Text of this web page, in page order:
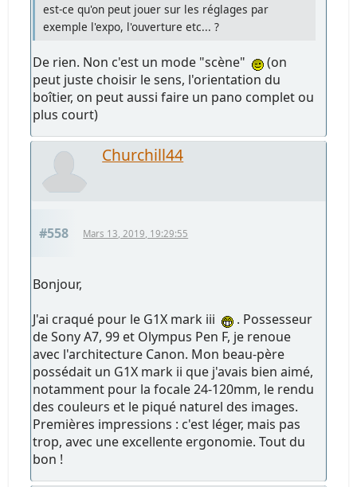
est-ce qu'on peut jouer sur les réglages par
exemple l'expo, l'ouverture etc... ?
De rien. Non c'est un mode "scène"
(on
peut juste choisir le sens, l'orientation du
boîtier, on peut aussi faire un pano complet ou
plus court)
Churchill44
#558 Mars 13, 2019, 19:29:55
Bonjour,
J'ai craqué pour le G1X mark iii
. Possesseur
de Sony A7, 99 et Olympus Pen F, je renoue
avec l'architecture Canon. Mon beau-père
possédait un G1X mark ii que j'avais bien aimé,
notamment pour la focale 24-120mm, le rendu
des couleurs et le piqué naturel des images.
Premières impressions : c'est léger, mais pas
trop, avec une excellente ergonomie. Tout du
bon !